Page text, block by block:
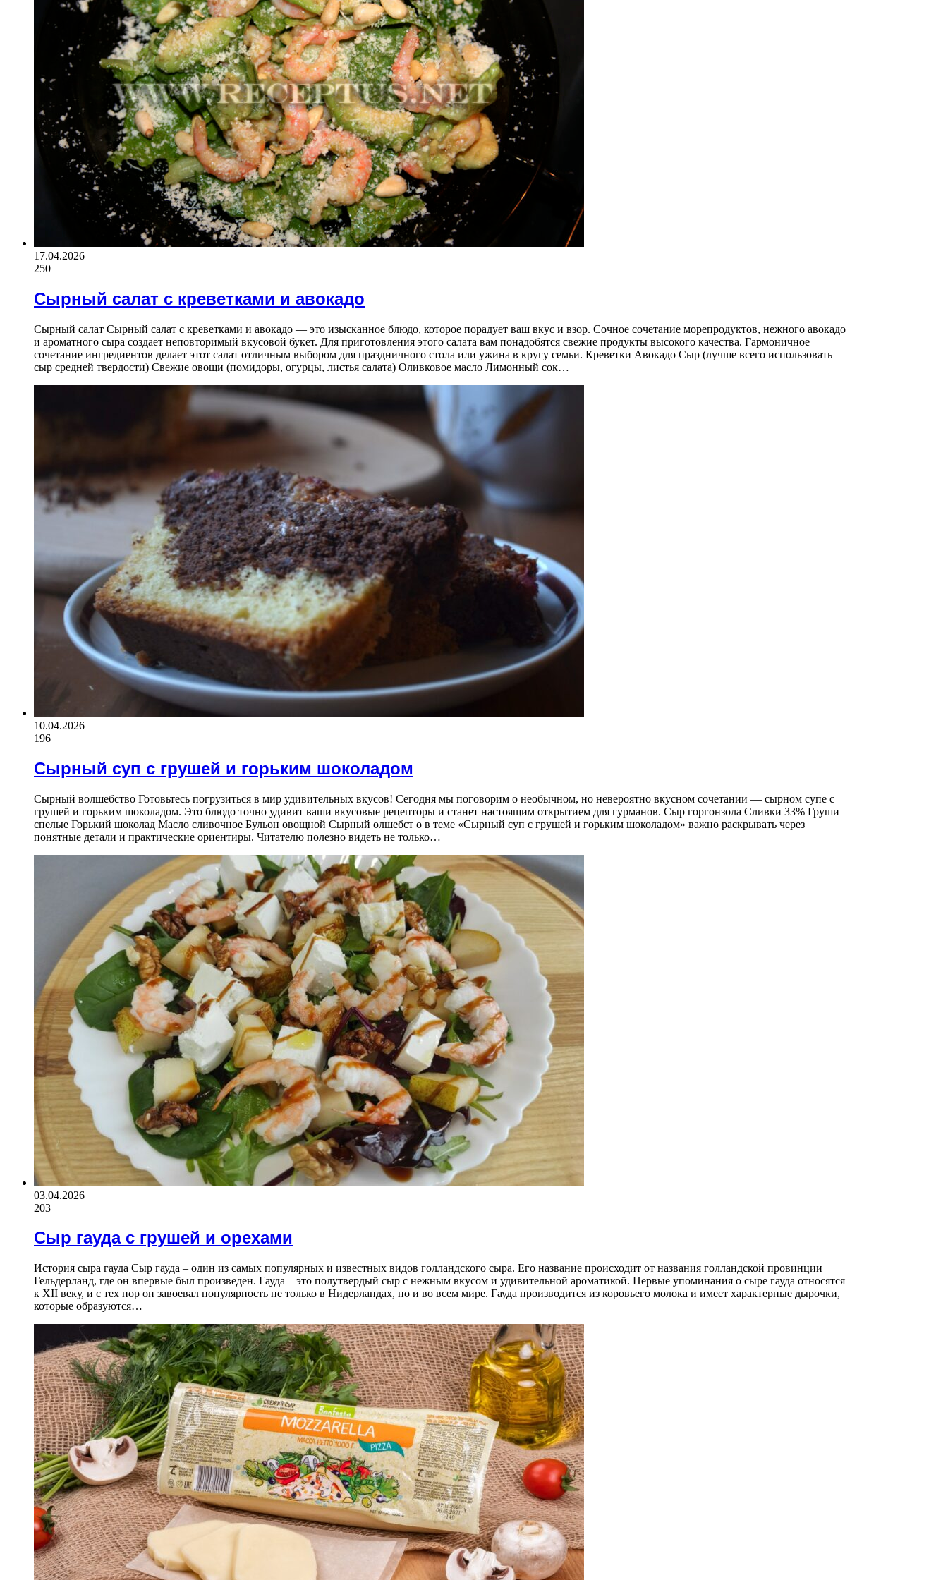
17.04.2026
250
Сырный салат с креветками и авокадо
Сырный салат Сырный салат с креветками и авокадо — это изысканное блюдо, которое порадует ваш вкус и взор. Сочное сочетание морепродуктов, нежного авокадо
и ароматного сыра создает неповторимый вкусовой букет. Для приготовления этого салата вам понадобятся свежие продукты высокого качества. Гармоничное
сочетание ингредиентов делает этот салат отличным выбором для праздничного стола или ужина в кругу семьи. Креветки Авокадо Сыр (лучше всего использовать
сыр средней твердости) Свежие овощи (помидоры, огурцы, листья салата) Оливковое масло Лимонный сок…
10.04.2026
196
Сырный суп с грушей и горьким шоколадом
Сырный волшебство Готовьтесь погрузиться в мир удивительных вкусов! Сегодня мы поговорим о необычном, но невероятно вкусном сочетании — сырном супе с
грушей и горьким шоколадом. Это блюдо точно удивит ваши вкусовые рецепторы и станет настоящим открытием для гурманов. Сыр горгонзола Сливки 33% Груши
спелые Горький шоколад Масло сливочное Бульон овощной Сырный олшебст о в теме «Сырный суп с грушей и горьким шоколадом» важно раскрывать через
понятные детали и практические ориентиры. Читателю полезно видеть не только…
03.04.2026
203
Сыр гауда с грушей и орехами
История сыра гауда Сыр гауда – один из самых популярных и известных видов голландского сыра. Его название происходит от названия голландской провинции
Гельдерланд, где он впервые был произведен. Гауда – это полутвердый сыр с нежным вкусом и удивительной ароматикой. Первые упоминания о сыре гауда относятся
к XII веку, и с тех пор он завоевал популярность не только в Нидерландах, но и во всем мире. Гауда производится из коровьего молока и имеет характерные дырочки,
которые образуются…